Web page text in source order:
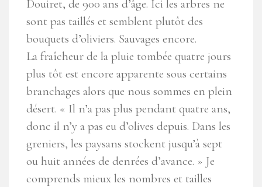
Douiret, de 900 ans d’âge. Ici les arbres ne
sont pas taillés et semblent plutôt des
bouquets d’oliviers. Sauvages encore.
La fraîcheur de la pluie tombée quatre jours
plus tôt est encore apparente sous certains
branchages alors que nous sommes en plein
désert. « Il n’a pas plus pendant quatre ans,
donc il n’y a pas eu d’olives depuis. Dans les
greniers, les paysans stockent jusqu’à sept
ou huit années de denrées d’avance. » Je
comprends mieux les nombres et tailles